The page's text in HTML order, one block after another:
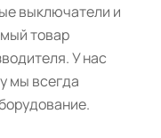
выключатели и
товар
У нас
мы всегда